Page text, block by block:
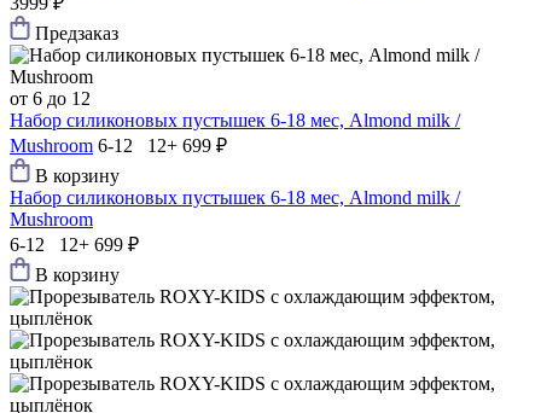
Предзаказ
от 6 до 12
Набор силиконовых пустышек 6-18 мес, Almond milk /
Mushroom 6-12 12+ 699 ₽
В корзину
Набор силиконовых пустышек 6-18 мес, Almond milk /
Mushroom
6-12 12+ 699 ₽
В корзину